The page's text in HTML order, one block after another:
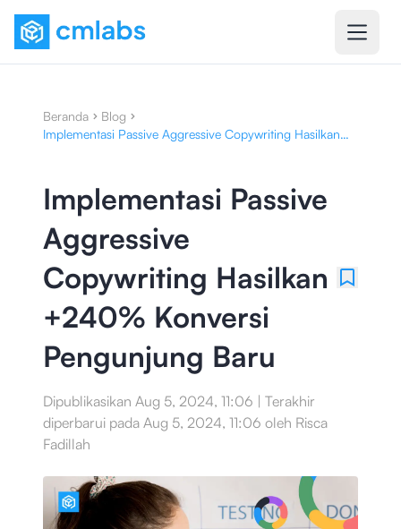
Beranda
Blog
Implementasi Passive Aggressive Copywriting Hasilkan
Implementasi Passive
Aggressive
Copywriting Hasilkan
+240% Konversi
Pengunjung Baru
Dipublikasikan Aug 5, 2024, 11:06 | Terakhir
diperbarui pada Aug 5, 2024, 11:06 oleh Risca
Fadillah